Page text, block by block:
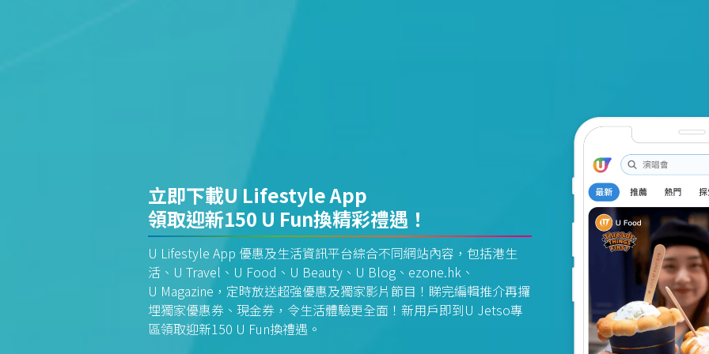
立即下載U Lifestyle App
領取迎新150 U Fun換精彩禮遇！
U Lifestyle App 優惠及生活資訊平台綜合不同網站內容，包括港生
活、U Travel、U Food、U Beauty、U Blog、ezone.hk、
U Magazine，定時放送超強優惠及獨家影片節目！睇完編輯推介再攞
埋獨家優惠券、現金券，令生活體驗更全面！新用戶即到U Jetso專
區領取迎新150 U Fun換禮遇。